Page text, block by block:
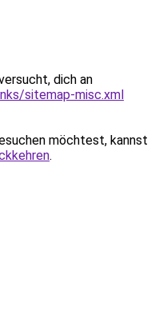
dich an
sitemap-misc.xml
möchtest, kannst
.